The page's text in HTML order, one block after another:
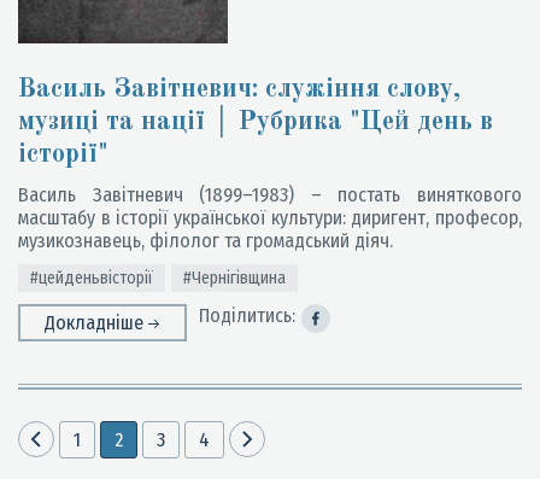
Василь Завітневич: служіння слову,
музиці та нації │ Рубрика "Цей день в
історії"
Василь Завітневич (1899–1983) – постать виняткового
масштабу в історії української культури: диригент, професор,
музикознавець, філолог та громадський діяч.
#цейденьвісторії #Чернігівщина
Докладніше Поділитись:
1 2 3 4